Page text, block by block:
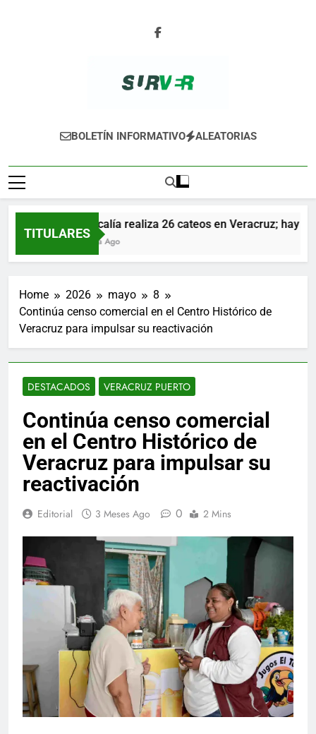
SURVER
BOLETÍN INFORMATIVO ALEATORIAS
TITULARES
Fiscalía realiza 26 cateos en Veracruz; hay
1 Día Ago
Home 2026 mayo
8
Continúa censo comercial en el Centro Histórico de
Veracruz para impulsar su reactivación
DESTACADOS VERACRUZ PUERTO
Continúa censo comercial
en el Centro Histórico de
Veracruz para impulsar su
reactivación
Editorial 3 Meses Ago 0 2 Mins